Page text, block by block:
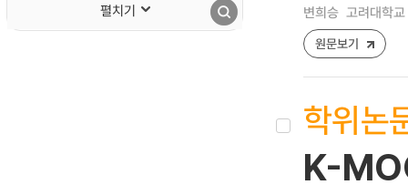
펼치기 변희승 고려대학
원문보기
학위논
K-